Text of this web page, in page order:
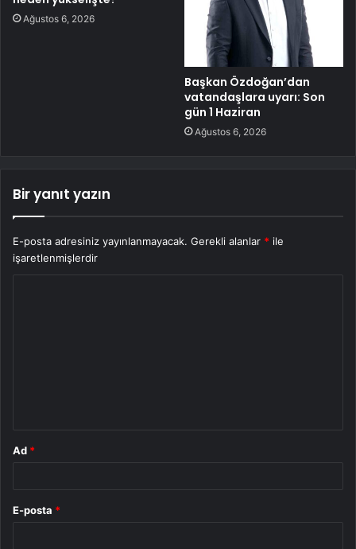
Ağustos 6, 2026
Başkan Özdoğan’dan
vatandaşlara uyarı: Son
gün 1 Haziran
Ağustos 6, 2026
Bir yanıt yazın
E-posta adresiniz yayınlanmayacak. Gerekli alanlar * ile
işaretlenmişlerdir
Ad *
E-posta *